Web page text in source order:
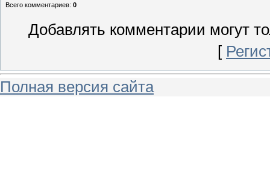
Всего комментариев: 0
Добавлять комментарии могут
[
Полная версия сайта